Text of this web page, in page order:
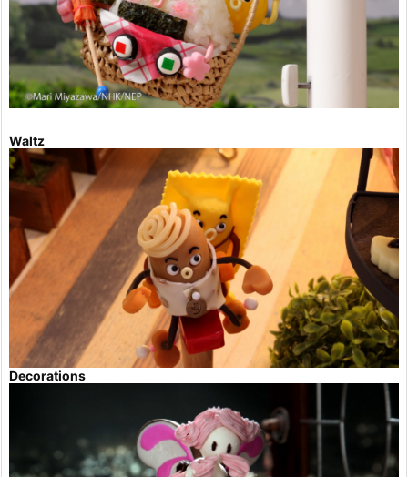
Waltz
Decorations